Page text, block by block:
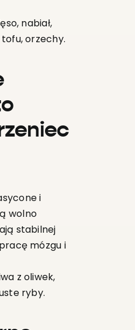
nabiał,
orzechy.
i
wolno
stabilnej
mózgu i
z oliwek,
ryby.